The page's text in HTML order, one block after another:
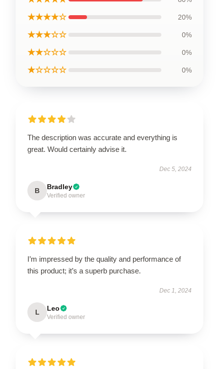
★★★★☆ 20%
★★★☆☆ 0%
★★☆☆☆ 0%
★☆☆☆☆ 0%
The description was accurate and everything is
great. Would certainly advise it.
Dec 5, 2024
B Bradley
Verified owner
I’m impressed by the quality and performance of
this product; it’s a superb purchase.
Dec 1, 2024
L Leo
Verified owner